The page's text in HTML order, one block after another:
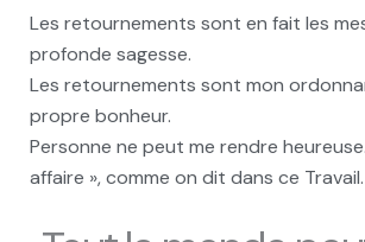
Les retournements sont en fait les
profonde sagesse.
Les retournements sont mon
propre bonheur.
Personne ne peut me rendre
affaire », comme on dit dans ce Travail.